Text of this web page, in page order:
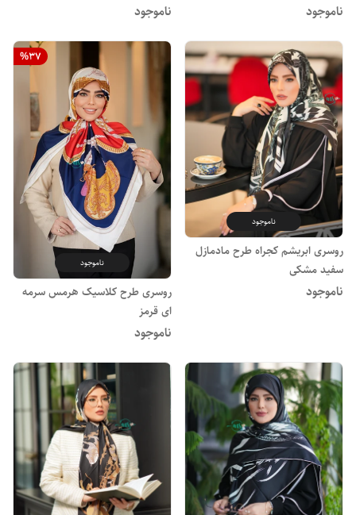
ناموجود ناموجود
ناموجود
روسری ابریشم کجراه طرح مادمازل
سفید مشکی
ناموجود
%37
ناموجود
روسری طرح کلاسیک هرمس سرمه
ای قرمز
ناموجود